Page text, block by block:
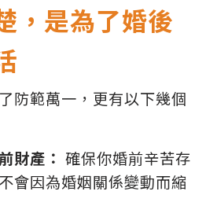
，是為了婚後
防範萬一，更有以下幾個
財產： 確保你婚前辛苦存
會因為婚姻關係變動而縮